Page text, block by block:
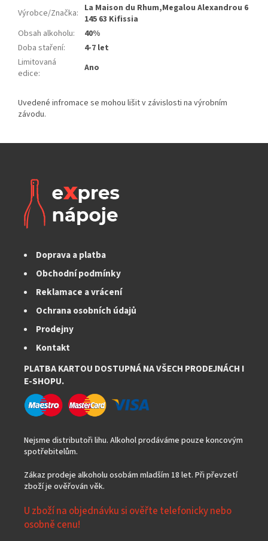
Výrobce/Značka: La Maison du Rhum,Megalou Alexandrou 6
145 63 Kifissia
Obsah alkoholu:
40%
Doba staření:
4-7 let
Limitovaná
edice: Ano
Doprava a platba
Obchodní podmínky
Reklamace a vrácení
Ochrana osobních údajů
Prodejny
Kontakt
PLATBA KARTOU DOSTUPNÁ NA VŠECH PRODEJNÁCH I
E-SHOPU.
Nejsme distributoři lihu. Alkohol prodáváme pouze koncovým
spotřebitelům.
Zákaz prodeje alkoholu osobám mladším 18 let. Při převzetí
zboží je ověřován věk.
U zboží na objednávku si ověřte telefonicky nebo
osobně cenu!